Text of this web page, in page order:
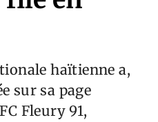
haïtienne a,
sur sa page
Fleury 91,